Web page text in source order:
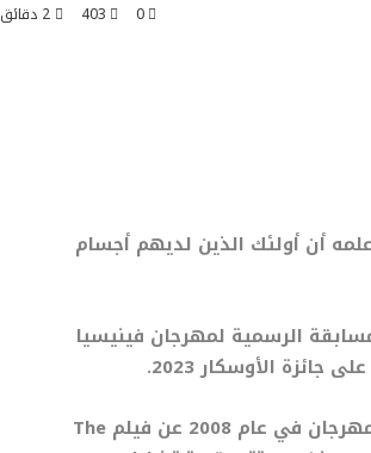
0
403 2 دقائق
أن أولئك الذين لديهم أجسام
الرسمية لمهرجان فينيسيا
الأوسكار 2023.
2008 عن فيلم
The